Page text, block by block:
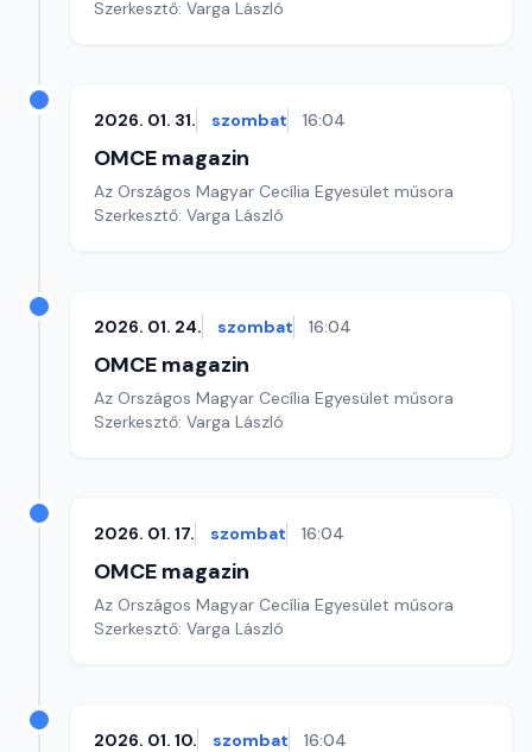
Szerkesztő: Varga László
2026. 01. 31. szombat 16:04
OMCE magazin
Az Országos Magyar Cecília Egyesület műsora
Szerkesztő: Varga László
2026. 01. 24. szombat 16:04
OMCE magazin
Az Országos Magyar Cecília Egyesület műsora
Szerkesztő: Varga László
2026. 01. 17. szombat 16:04
OMCE magazin
Az Országos Magyar Cecília Egyesület műsora
Szerkesztő: Varga László
2026. 01. 10. szombat 16:04